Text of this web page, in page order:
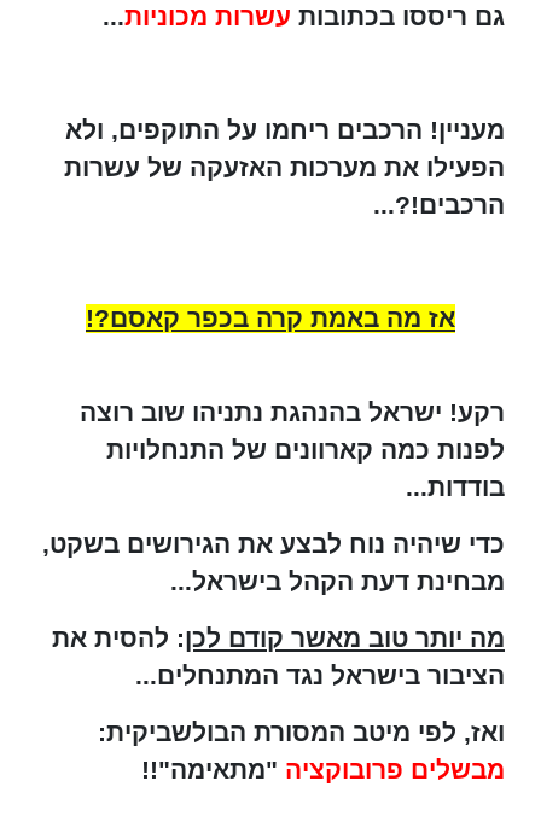
גם ריססו בכתובות עשרות מכוניות...
מעניין! הרכבים ריחמו על התוקפים, ולא
הפעילו את מערכות האזעקה של עשרות
הרכבים!?...
אז מה באמת קרה בכפר קאסם?!
רקע! ישראל בהנהגת נתניהו שוב רוצה
לפנות כמה קארוונים של התנחלויות
בודדות...
כדי שיהיה נוח לבצע את הגירושים בשקט,
מבחינת דעת הקהל בישראל...
מה יותר טוב מאשר קודם לכן: להסית את
הציבור בישראל נגד המתנחלים...
ואז, לפי מיטב המסורת הבולשביקית:
מבשלים פרובוקציה "מתאימה"!!